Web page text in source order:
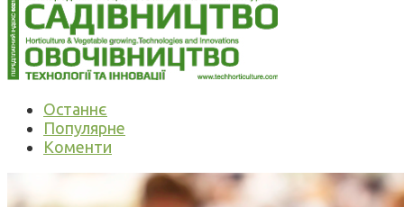
Останнє
Популярне
Коменти